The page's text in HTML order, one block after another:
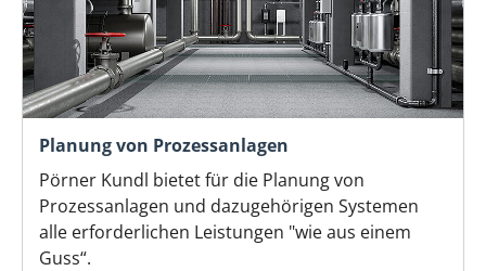
Planung von Prozessanlagen
Pörner Kundl bietet für die Planung von
Prozessanlagen und dazugehörigen Systemen
alle erforderlichen Leistungen "wie aus einem
Guss“.